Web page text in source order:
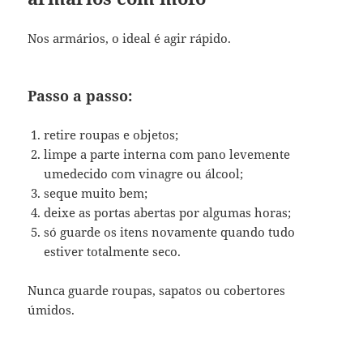
Nos armários, o ideal é agir rápido.
Passo a passo:
retire roupas e objetos;
limpe a parte interna com pano levemente
umedecido com vinagre ou álcool;
seque muito bem;
deixe as portas abertas por algumas horas;
só guarde os itens novamente quando tudo
estiver totalmente seco.
Nunca guarde roupas, sapatos ou cobertores
úmidos.